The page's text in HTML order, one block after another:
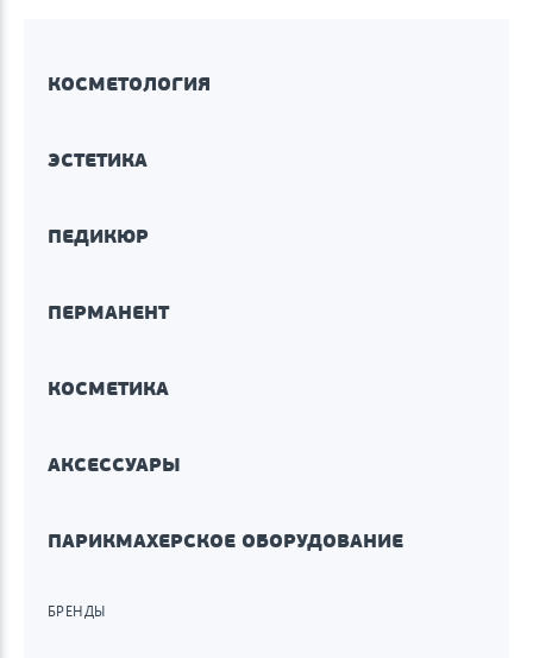
КОСМЕТОЛОГИЯ
ЭСТЕТИКА
ПЕДИКЮР
ПЕРМАНЕНТ
КОСМЕТИКА
АКСЕССУАРЫ
ПАРИКМАХЕРСКОЕ ОБОРУДОВАНИЕ
БРЕНДЫ